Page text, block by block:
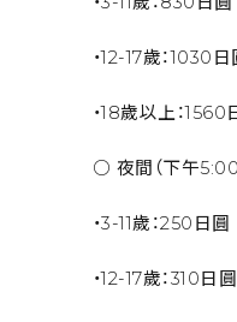
・12-17歲：1030日
・18歲以上：1560
○ 夜間（下午
・3-11歲：250日圓
・12-17歲：310日圓